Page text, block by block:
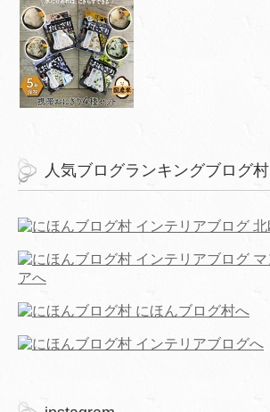
人気ブログランキングブログ村